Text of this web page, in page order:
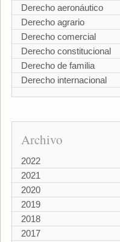
Derecho aeronáutico
Derecho agrario
Derecho comercial
Derecho constitucional
Derecho de familia
Derecho internacional
Archivo
2022
2021
2020
2019
2018
2017